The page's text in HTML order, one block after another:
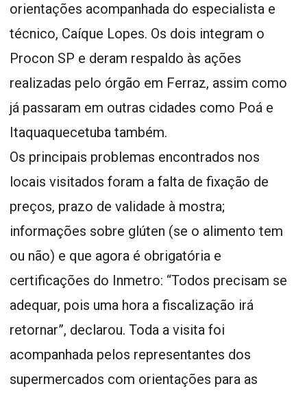
orientações acompanhada do especialista e
técnico, Caíque Lopes. Os dois integram o
Procon SP e deram respaldo às ações
realizadas pelo órgão em Ferraz, assim como
já passaram em outras cidades como Poá e
Itaquaquecetuba também.
Os principais problemas encontrados nos
locais visitados foram a falta de fixação de
preços, prazo de validade à mostra;
informações sobre glúten (se o alimento tem
ou não) e que agora é obrigatória e
certificações do Inmetro: “Todos precisam se
adequar, pois uma hora a fiscalização irá
retornar”, declarou. Toda a visita foi
acompanhada pelos representantes dos
supermercados com orientações para as